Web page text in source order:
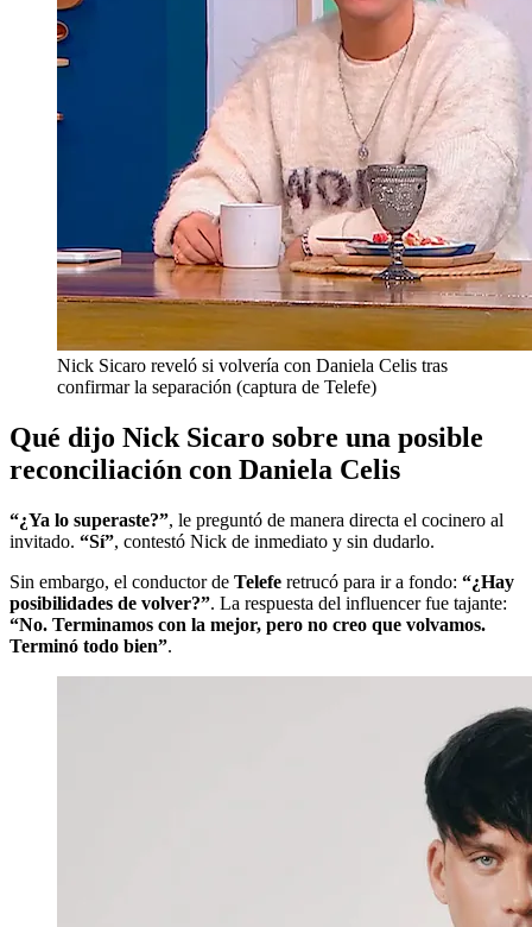
Nick Sicaro reveló si volvería con Daniela Celis tras
confirmar la separación (captura de Telefe)
Qué dijo Nick Sicaro sobre una posible
reconciliación con Daniela Celis
“¿Ya lo superaste?”, le preguntó de manera directa el cocinero al
invitado. “Sí”, contestó Nick de inmediato y sin dudarlo.
Sin embargo, el conductor de Telefe retrucó para ir a fondo: “¿Hay
posibilidades de volver?”. La respuesta del influencer fue tajante:
“No. Terminamos con la mejor, pero no creo que volvamos.
Terminó todo bien”.